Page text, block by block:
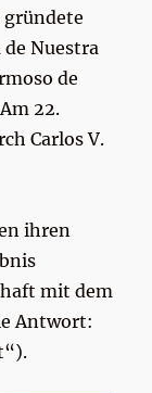
gründete
de Nuestra
de
22.
Carlos V.
ihren
mit dem
Antwort: